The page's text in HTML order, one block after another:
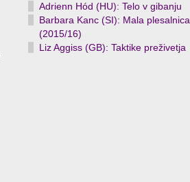
Adrienn Hód (HU): Telo v gibanju
Barbara Kanc (SI): Mala plesalnica
(2015/16)
Liz Aggiss (GB): Taktike preživetja